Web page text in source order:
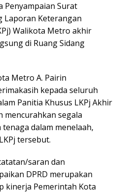
Penyampaian Surat
Laporan Keterangan
Walikota Metro akhir
di Ruang Sidang
Metro A. Pairin
kepada seluruh
Panitia Khusus LKPj Akhir
mencurahkan segala
dalam menelaah,
tersebut.
saran dan
DPRD merupakan
kinerja Pemerintah Kota